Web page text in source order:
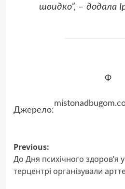
швидко”, – додала
Ф
Джерело:
Post
navigation
Previous:
До Дня психічного здоров’я
терцентрі організували